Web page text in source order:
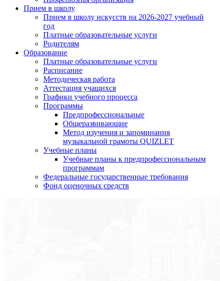
Прием в школу
Прием в школу искусств на 2026-2027 учебный
год
Платные образовательные услуги
Родителям
Образование
Платные образовательные услуги
Расписание
Методическая работа
Аттестация учащихся
Графики учебного процесса
Программы
Предпрофессиональные
Общеразвивающие
Метод изучения и запоминания
музыкальной грамоты QUIZLET
Учебные планы
Учебные планы к предпрофессиональным
программам
Федеральные государственные требования
Фонд оценочных средств